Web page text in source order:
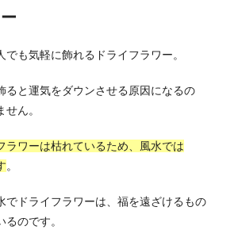
でも気軽に飾れるドライフラワー。
ると運気をダウンさせる原因になるの
ん。
ラワーは枯れているため、風水では
。
でドライフラワーは、福を遠ざけるもの
のです。